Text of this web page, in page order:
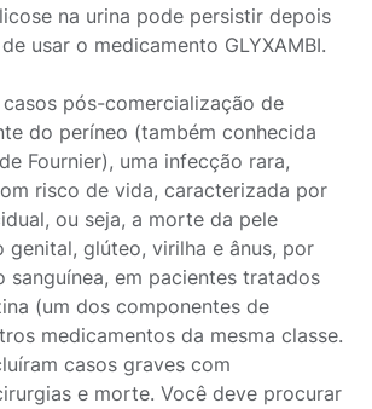
na urina pode persistir depois
usar o medicamento GLYXAMBI.
pós-comercialização de
do períneo (também conhecida
Fournier), uma infecção rara,
risco de vida, caracterizada por
ou seja, a morte da pele
genital, glúteo, virilha e ânus, por
sanguínea, em pacientes tratados
(um dos componentes de
medicamentos da mesma classe.
casos graves com
e morte. Você deve procurar